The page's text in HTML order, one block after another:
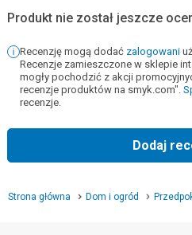
Produkt nie został jeszcze
Recenzję mogą dodać zalogowani
Recenzje zamieszczone w sklepie
mogły pochodzić z akcji
recenzje produktów na smyk.com".
recenzje.
Dodaj
Strona główna Dom i ogród